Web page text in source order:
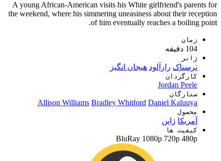
A young African-American visits his White girlfriend's parents for
the weekend, where his simmering uneasiness about their reception
of him eventually reaches a boiling point.
زمان
104 دقیقه
ژانر
ترسناک رازآلود هیجان انگیز
کارگردان
Jordan Peele
ستارگان
Allison Williams Bradley Whitford Daniel Kaluuya
محصول
آمریکا ژاپن
کیفیت ها
BluRay 1080p 720p 480p